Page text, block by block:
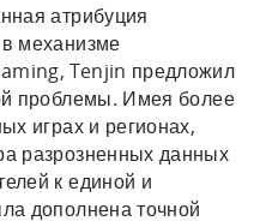
атрибуция
механизме
Tenjin предложил
проблемы. Имея более
играх и регионах,
разрозненных данных
к единой и
дополнена точной